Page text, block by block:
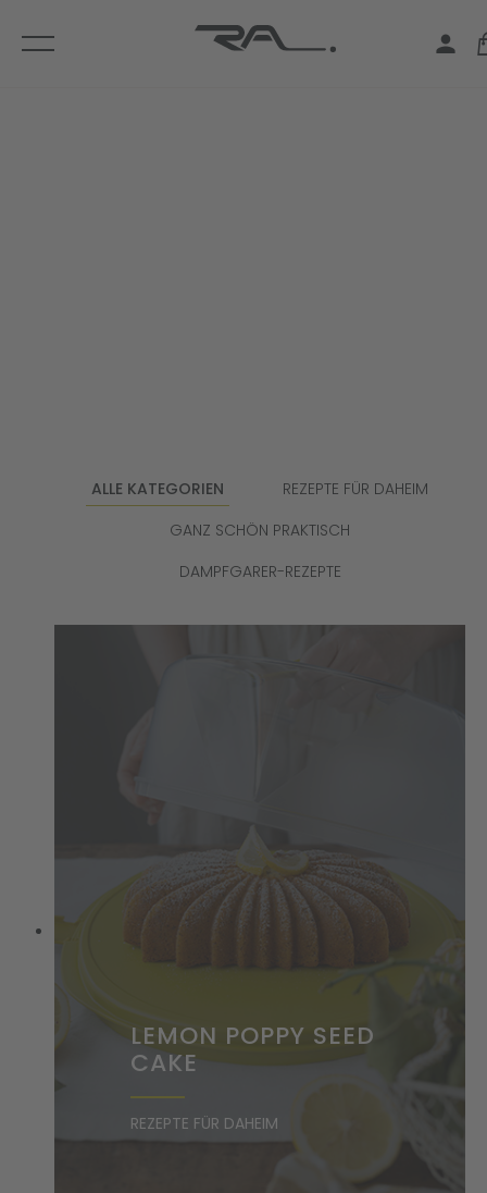
ALLE KATEGORIEN
REZEPTE FÜR DAHEIM
GANZ SCHÖN PRAKTISCH
DAMPFGARER-REZEPTE
LEMON POPPY SEED
CAKE
REZEPTE FÜR DAHEIM